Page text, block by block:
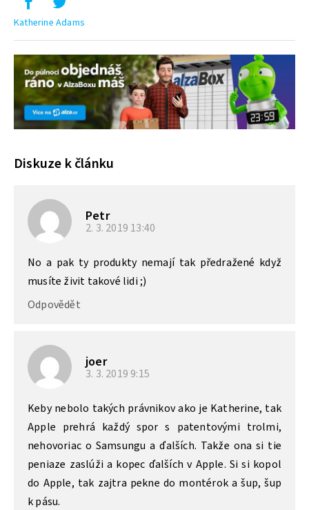
Katherine Adams
Diskuze k článku
Petr
2. 3. 2019 13:40
No a pak ty produkty nemají tak předražené když
musíte živit takové lidi ;)
Odpovědět
joer
3. 3. 2019 9:15
Keby nebolo takých právnikov ako je Katherine, tak
Apple prehrá každý spor s patentovými trolmi,
nehovoriac o Samsungu a ďalších. Takže ona si tie
peniaze zaslúži a kopec ďalších v Apple. Si si kopol
do Apple, tak zajtra pekne do montérok a šup, šup
k pásu.